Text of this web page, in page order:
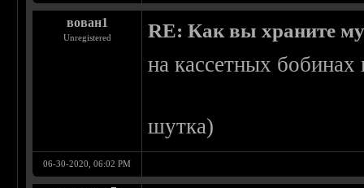
вован1
Unregistered RE: Как вы храните
на кассетных
шутка)
06-30-2020, 06:02 PM